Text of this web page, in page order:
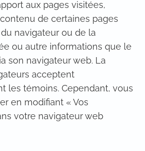
aux pages visitées,
de certaines pages
navigateur ou de la
ou autre informations que le
son navigateur web. La
acceptent
les témoins. Cependant, vous
en modifiant « Vos
votre navigateur web